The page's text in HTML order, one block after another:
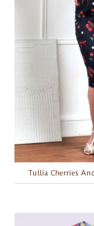
Tullia Cherries